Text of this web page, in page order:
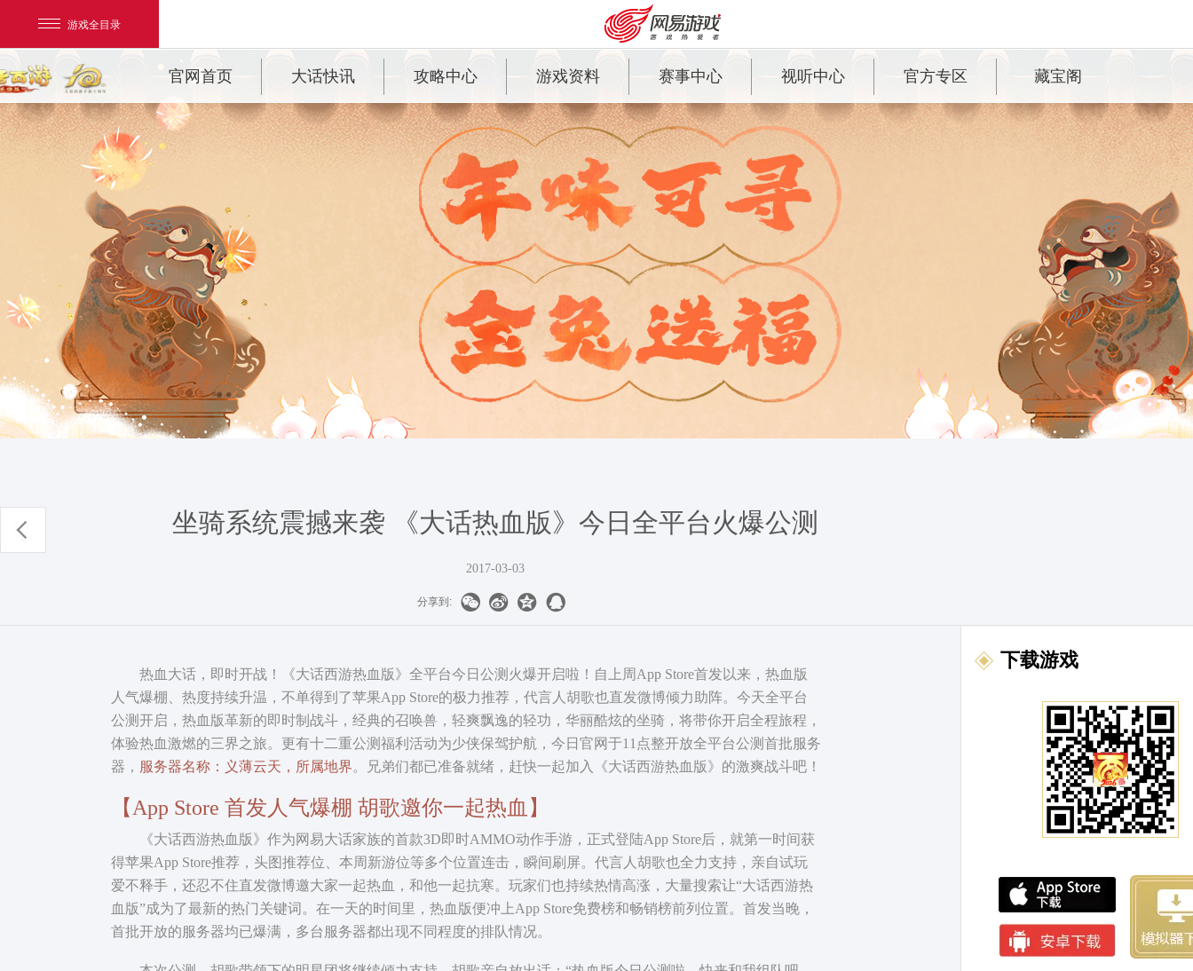
游戏全目录
网易游戏
游戏爱好者
我的足迹： 大话西游手游
安卓充值 客服中心
官网首页 大话快讯 攻略中心 游戏资料 赛事中心 视听中心 官方专区 藏宝阁
新闻
公告
人物培养
召唤兽培养
孩子培养
PK玩法
副本玩法
活动玩法
种族角色
召唤兽图鉴
精美时装
大话百科
群雄巅峰赛
群雄逐鹿争霸赛
超级联赛
无差别挑战赛
视频
设定站
音乐
壁纸
COS
真人秀
大话牛图
官方微信
客户服务
下载游戏
坐骑系统震撼来袭 《大话热血版》今日全平台火爆公测
2017-03-03
分享到:    
热血大话，即时开战！《大话西游热血版》全平台今日公测火爆开启啦！自上周App Store首发以来，热血版
人气爆棚、热度持续升温，不单得到了苹果App Store的极力推荐，代言人胡歌也直发微博倾力助阵。今天全平台
公测开启，热血版革新的即时制战斗，经典的召唤兽，轻爽飘逸的轻功，华丽酷炫的坐骑，将带你开启全程旅程，
体验热血激燃的三界之旅。更有十二重公测福利活动为少侠保驾护航，今日官网于11点整开放全平台公测首批服务
器， 服务器名称：义薄云天，所属地界。兄弟们都已准备就绪，赶快一起加入《大话西游热血版》的激爽战斗吧！
【App Store 首发人气爆棚 胡歌邀你一起热血】
《大话西游热血版》作为网易大话家族的首款3D即时AMMO动作手游，正式登陆App Store后，就第一时间获
得苹果App Store推荐，头图推荐位、本周新游位等多个位置连击，瞬间刷屏。代言人胡歌也全力支持，亲自试玩
爱不释手，还忍不住直发微博邀大家一起热血，和他一起抗寒。玩家们也持续热情高涨，大量搜索让“大话西游热
血版”成为了最新的热门关键词。在一天的时间里，热血版便冲上App Store免费榜和畅销榜前列位置。首发当晚，
首批开放的服务器均已爆满，多台服务器都出现不同程度的排队情况。